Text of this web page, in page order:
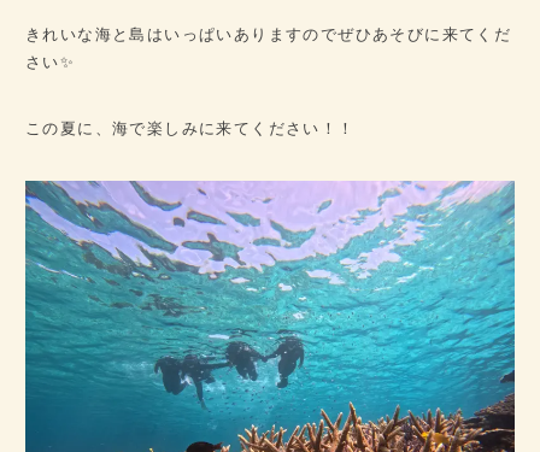
きれいな海と島はいっぱいありますのでぜひあそびに来てくだ
さい✨
この夏に、海で楽しみに来てください！！